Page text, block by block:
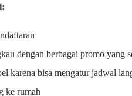
dengan berbagai promo yang
karena bisa mengatur jadwal
ke rumah